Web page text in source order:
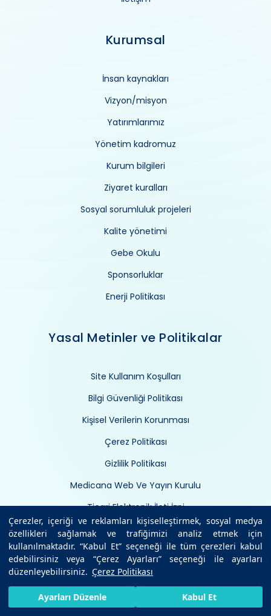
Çerezler, içeriği ve reklamları kişiselleştirmek, sosyal medya
özellikleri sağlamak ve trafiğimizi analiz etmek için
kullanılmaktadır. “Kabul Et” seçeneği ile tüm çerezleri kabul
edebilirsiniz veya “Çerez Ayarları” seçeneği ile ayarları
düzenleyebilirsiniz. Çerez Politikası
Ayarları Düzenle Kabul Et
Kurumsal
İnsan kaynakları
Vizyon/misyon
Yatırımlarımız
Yönetim kadromuz
Kurum bilgileri
Ziyaret kuralları
Sosyal sorumluluk projeleri
Kalite yönetimi
Gebe Okulu
Sponsorluklar
Enerji Politikası
Yasal Metinler ve Politikalar
Site Kullanım Koşulları
Bilgi Güvenliği Politikası
Kişisel Verilerin Korunması
Çerez Politikası
Gizlilik Politikası
Medicana Web Ve Yayın Kurulu
Ticari Elektronik İleti İzni
Çerez Yönetimi
HIZLI RANDEVU AL BIZE ULAŞIN